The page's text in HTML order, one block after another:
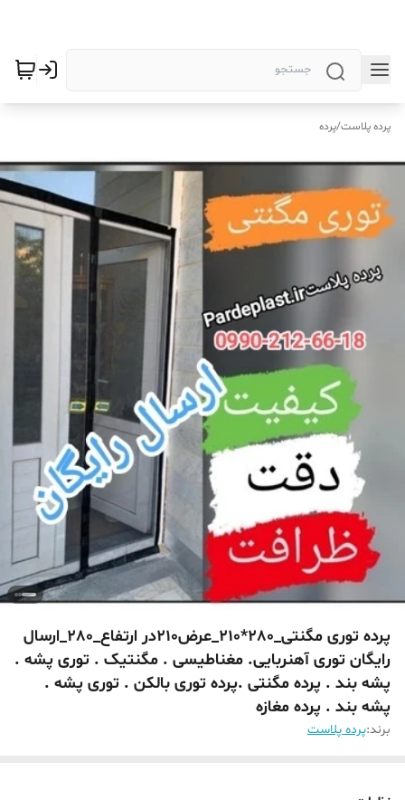
پرده پلاست/پرده
پرده توری مگنتی_280*210_عرض210در ارتفاع_280_ارسال
رایگان توری آهنربایی. مغناطیسی . مگنتیک . توری پشه .
پشه بند . پرده مگنتی .پرده توری بالکن . توری پشه .
پشه بند . پرده مغازه
برند:پرده پلاست